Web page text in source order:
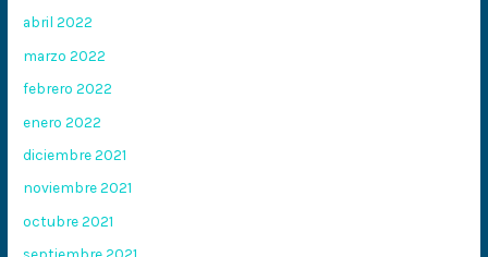
abril 2022
marzo 2022
febrero 2022
enero 2022
diciembre 2021
noviembre 2021
octubre 2021